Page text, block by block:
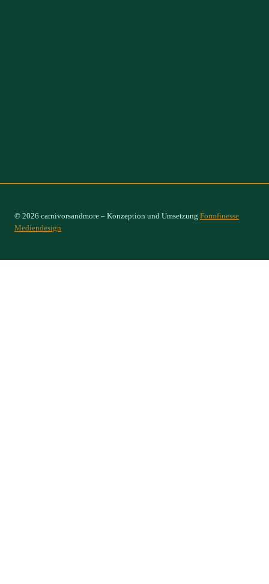
© 2026 carnivorsandmore – Konzeption und Umsetzung Formfinesse
Mediendesign